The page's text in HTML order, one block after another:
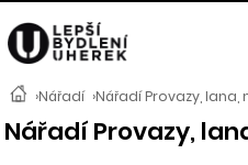
›Nářadí ›Nářadí Provazy,
Nářadí Provazy,